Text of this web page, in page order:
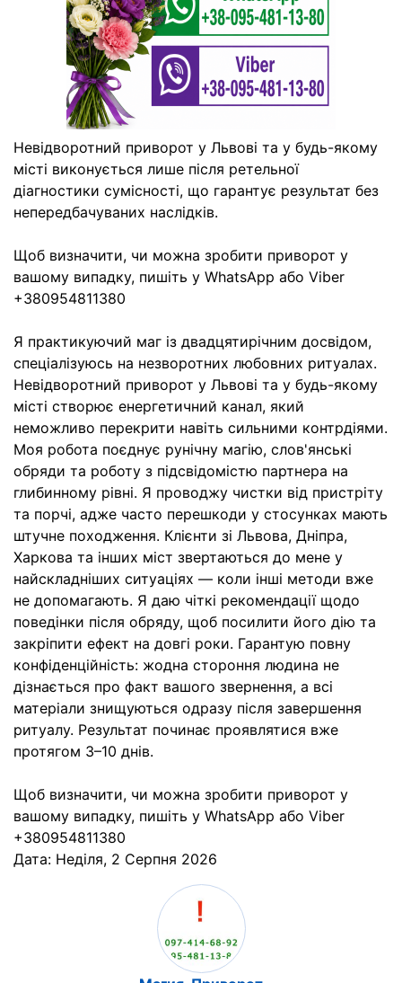
Невідворотний приворот у Львові та у будь-якому
місті виконується лише після ретельної
діагностики сумісності, що гарантує результат без
непередбачуваних наслідків.
Щоб визначити, чи можна зробити приворот у
вашому випадку, пишіть у WhatsApp або Viber
+380954811380
Я практикуючий маг із двадцятирічним досвідом,
спеціалізуюсь на незворотних любовних ритуалах.
Невідворотний приворот у Львові та у будь-якому
місті створює енергетичний канал, який
неможливо перекрити навіть сильними контрдіями.
Моя робота поєднує рунічну магію, слов'янські
обряди та роботу з підсвідомістю партнера на
глибинному рівні. Я проводжу чистки від пристріту
та порчі, адже часто перешкоди у стосунках мають
штучне походження. Клієнти зі Львова, Дніпра,
Харкова та інших міст звертаються до мене у
найскладніших ситуаціях — коли інші методи вже
не допомагають. Я даю чіткі рекомендації щодо
поведінки після обряду, щоб посилити його дію та
закріпити ефект на довгі роки. Гарантую повну
конфіденційність: жодна стороння людина не
дізнається про факт вашого звернення, а всі
матеріали знищуються одразу після завершення
ритуалу. Результат починає проявлятися вже
протягом 3–10 днів.
Щоб визначити, чи можна зробити приворот у
вашому випадку, пишіть у WhatsApp або Viber
+380954811380
Дата: Неділя, 2 Серпня 2026